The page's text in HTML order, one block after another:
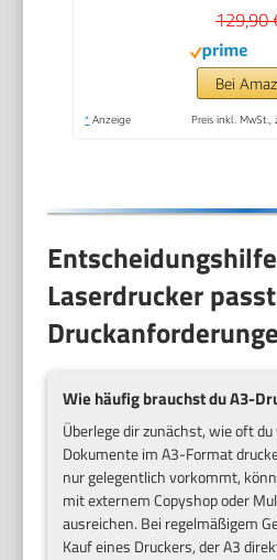
drucken,
On/Auto-
129,90
Bei
* Anzeige Preis inkl. MwSt.,
Laserdrucker
Wie häufig brauchst du A3-
Überlege dir zunächst, wie oft
Dokumente im A3-Format
nur gelegentlich vorkommt,
mit externem Copyshop oder
ausreichen. Bei regelmäßigem
Kauf eines Druckers, der A3